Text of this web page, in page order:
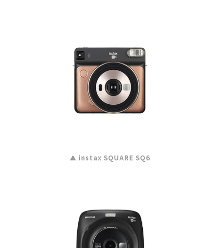
▲ instax SQUARE SQ6